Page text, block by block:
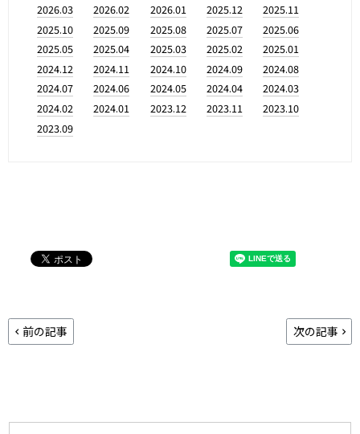
2026.03
2026.02 2026.01 2025.12
2025.11
2025.10
2025.09 2025.08 2025.07
2025.06
2025.05
2025.04 2025.03 2025.02
2025.01
2024.12
2024.11 2024.10 2024.09
2024.08
2024.07
2024.06 2024.05 2024.04
2024.03
2024.02
2024.01 2023.12 2023.11
2023.10
2023.09
前の記事 次の記事